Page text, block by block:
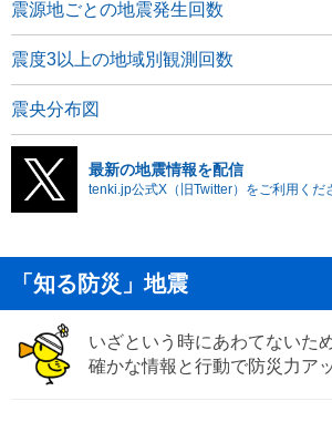
震源地ごとの地震発生回数
震度3以上の地域別観測回数
震央分布図
最新の地震情報を配信
tenki.jp公式X（旧Twitter）をご利用くだ
「知る防災」地震
いざという時にあわてないた
確かな情報と行動で防災力ア